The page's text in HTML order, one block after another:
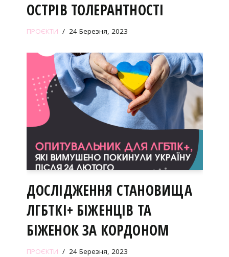
ОСТРІВ ТОЛЕРАНТНОСТІ
ПРОЄКТИ 24 Березня, 2023
ДОСЛІДЖЕННЯ СТАНОВИЩА
ЛГБТКІ+ БІЖЕНЦІВ ТА
БІЖЕНОК ЗА КОРДОНОМ
ПРОЄКТИ 24 Березня, 2023